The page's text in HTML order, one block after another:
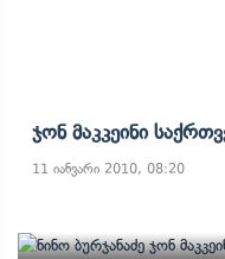
Ჯონ Მაკკეინი
11 იანვარი 2010, 08:20